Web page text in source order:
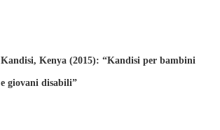
Kandisi, Kenya (2015): “Kandisi per bambini
e giovani disabili”